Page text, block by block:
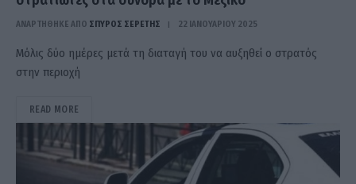
ΑΝΑΡΤΗΘΗΚΕ ΑΠΟ ΣΠΎΡΟΣ ΣΕΡΈΤΗΣ 22 ΙΑΝΟΥΑΡΊΟΥ 2025
Μόλις δύο ημέρες μετά τη διαταγή του να αυξηθεί ο στρατός
στην περιοχή
READ MORE